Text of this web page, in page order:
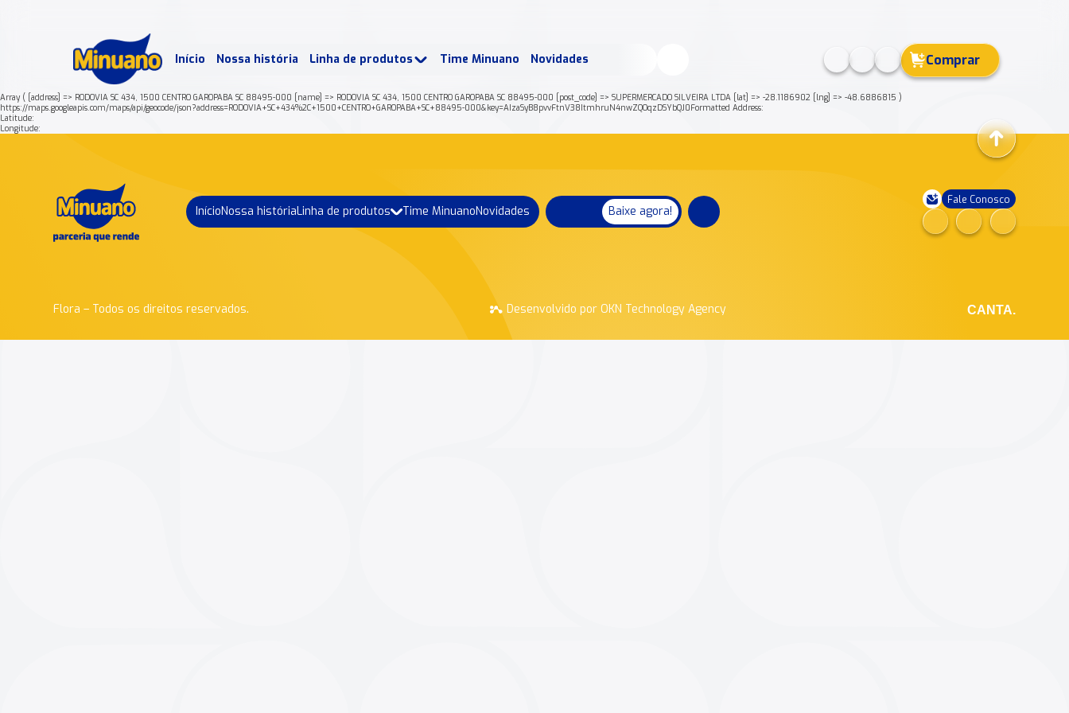
Início Nossa história Linha de produtos Time Minuano Novidades Comprar
Array ( [address] => RODOVIA SC 434, 1500 CENTRO GAROPABA SC 88495-000 [name] => RODOVIA SC 434, 1500 CENTRO GAROPABA SC 88495-000 [post_code] => SUPERMERCADO SILVEIRA LTDA [lat] => -28.1186902 [lng] => -48.6886815 )
https://maps.googleapis.com/maps/api/geocode/json?address=RODOVIA+SC+434%2C+1500+CENTRO+GAROPABA+SC+88495-000&key=AIzaSyB8pvvFtnV38ItmhruN4nwZQOqzDSYbQJ0Formatted Address:
Latitude:
Longitude:
InícioNossa históriaLinha de produtos Time MinuanoNovidades Baixe agora!
Fale Conosco
Flora – Todos os direitos reservados. Desenvolvido por OKN Technology Agency CANTA.